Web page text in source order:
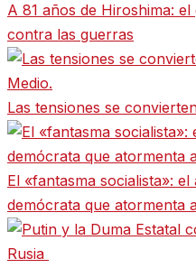
A 81 años de Hiroshima:
contra las guerras
Las tensiones se
El «fantasma socialista»:
demócrata que atormenta